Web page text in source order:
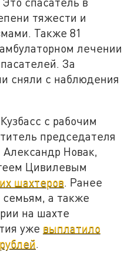
тяжести и
Также 81
лечении
За
сняли с наблюдения
с рабочим
председателя
Новак,
Цивилевым
шахтеров. Ранее
семьям, а также
на шахте
уже выплатило
.